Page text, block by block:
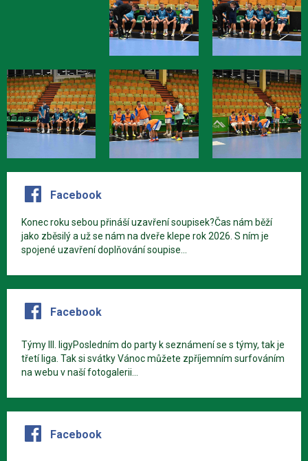
Facebook
Konec roku sebou přináší uzavření soupisek?Čas nám běží
jako zběsilý a už se nám na dveře klepe rok 2026. S ním je
spojené uzavření doplňování soupise...
Facebook
Týmy III. ligyPosledním do party k seznámení se s týmy, tak je
třetí liga. Tak si svátky Vánoc můžete zpříjemním surfováním
na webu v naší fotogalerii...
Facebook